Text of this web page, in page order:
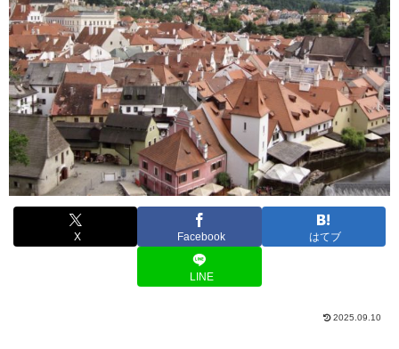
X Facebook はてブ
LINE
2025.09.10